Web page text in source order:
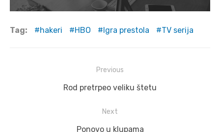
Tag: hakeri HBO Igra prestola TV serija
navigation
Previous
Previous
Rod pretrpeo veliku štetu
Next
Next
Ponovo u klupama